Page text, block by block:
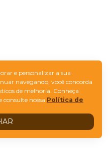
e personalizar a sua
navegando, você concorda
de melhoria. Conheça
consulte nossa Política de